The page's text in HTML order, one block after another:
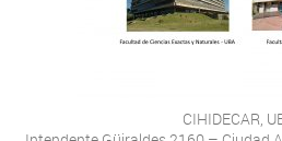
CIHIDECAR,